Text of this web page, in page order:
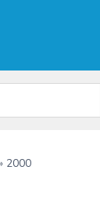
2000